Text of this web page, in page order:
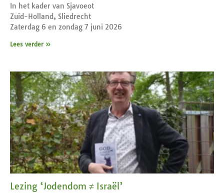
In het kader van Sjavoeot
Zuid-Holland, Sliedrecht
Zaterdag 6 en zondag 7 juni 2026
Lees verder »
Lezing ‘Jodendom ≠ Israël’